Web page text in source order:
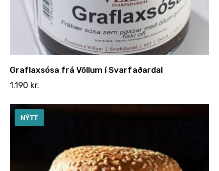
Graflaxsósa frá Völlum í Svarfaðardal
1.190 kr.
NÝTT